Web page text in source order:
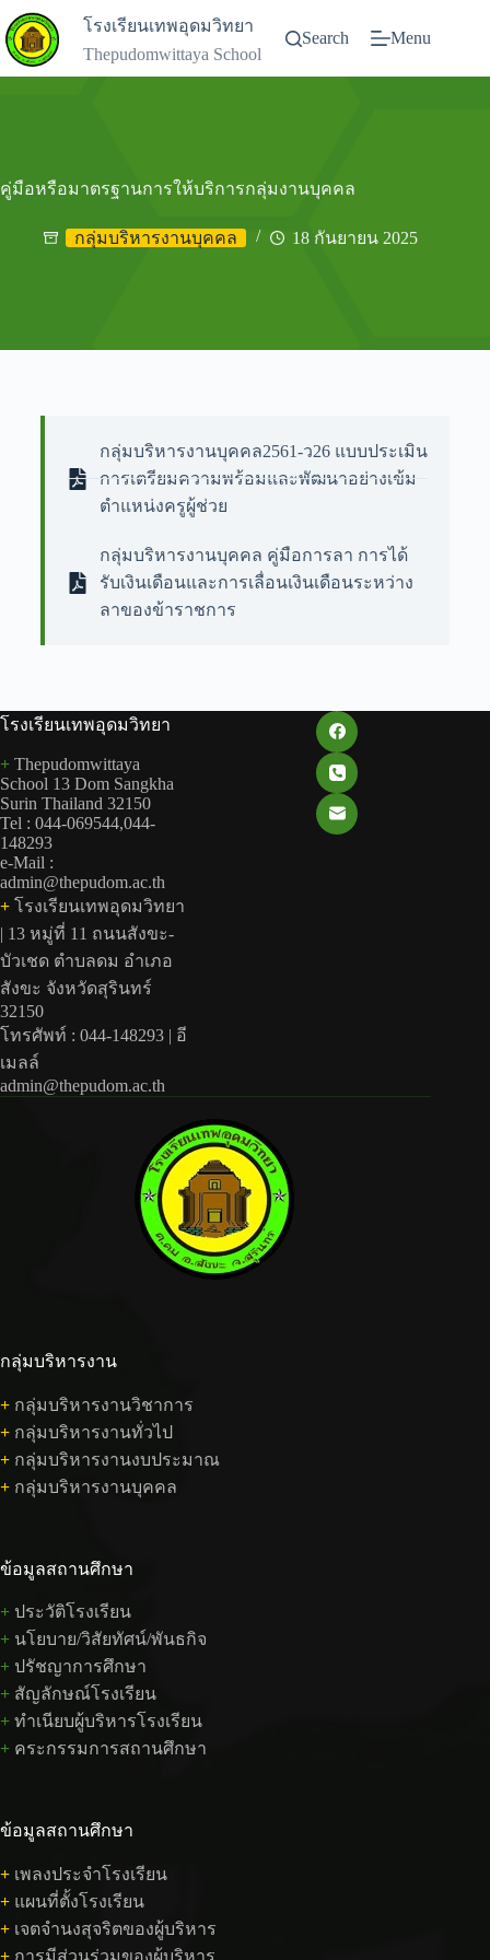
โรงเรียนเทพอุดมวิทยา
Thepudomwittaya School
Search Menu
คู่มือหรือมาตรฐานการให้บริการกลุ่มงานบุคคล
กลุ่มบริหารงานบุคคล 18 กันยายน 2025
กลุ่มบริหารงานบุคคล2561-ว26 แบบประเมิน
การเตรียมความพร้อมและพัฒนาอย่างเข้ม
ตำแหน่งครูผู้ช่วย
กลุ่มบริหารงานบุคคล คู่มือการลา การได้
รับเงินเดือนและการเลื่อนเงินเดือนระหว่าง
ลาของข้าราชการ
โรงเรียนเทพอุดมวิทยา
+ Thepudomwittaya
School 13 Dom Sangkha
Surin Thailand 32150
Tel : 044-069544,044-
148293
e-Mail :
admin@thepudom.ac.th
+ โรงเรียนเทพอุดมวิทยา
| 13 หมู่ที่ 11 ถนนสังขะ-
บัวเชด ตำบลดม อำเภอ
สังขะ จังหวัดสุรินทร์
32150
โทรศัพท์ : 044-148293 | อี
เมลล์
admin@thepudom.ac.th
กลุ่มบริหารงาน
+ กลุ่มบริหารงานวิชาการ
+ กลุ่มบริหารงานทั่วไป
+ กลุ่มบริหารงานงบประมาณ
+ กลุ่มบริหารงานบุคคล
ข้อมูลสถานศึกษา
+ ประวัติโรงเรียน
+ นโยบาย/วิสัยทัศน์/พันธกิจ
+ ปรัชญาการศึกษา
+ สัญลักษณ์โรงเรียน
+ ทำเนียบผู้บริหารโรงเรียน
+ คระกรรมการสถานศึกษา
ข้อมูลสถานศึกษา
+ เพลงประจำโรงเรียน
+ แผนที่ตั้งโรงเรียน
+ เจตจำนงสุจริตของผู้บริหาร